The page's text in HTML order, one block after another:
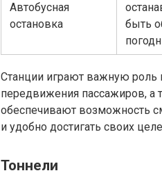
Автобусная
остановка
быть
Станции играют важную роль
передвижения пассажиров, а
обеспечивают возможность
и удобно достигать своих
Тоннели